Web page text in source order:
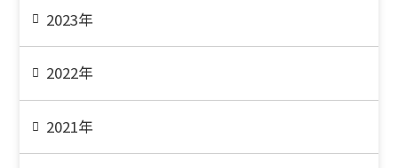
2023年
2022年
2021年